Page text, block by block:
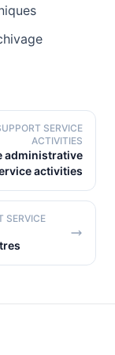
SERVICE
ACTIVITIES
administrative
activities
SERVICE